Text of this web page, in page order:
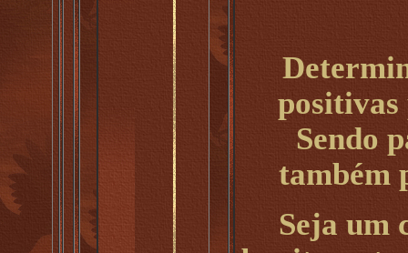
positivas
Sendo
também
Seja um